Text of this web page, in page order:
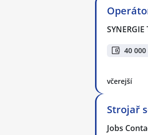
40 000
včerejší
Strojař
Jobs